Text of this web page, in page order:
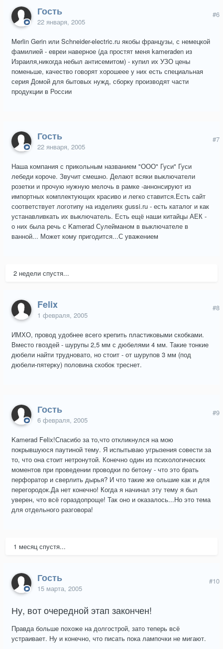
Гость
22 января, 2005
#6
Merlin Gerin или Schneider-electric.ru якобы французы, с немецкой
фамилией - евреи наверное (да простят меня kameraden из
Израиля,никогда небыл антисемитом) - купил их УЗО цены
поменьше, качество говорят хорошеее у них есть специальная
серия Домой для бытовых нужд, сборку производят части
продукции в России
Гость
22 января, 2005
#7
Наша компания с прикольным названием "ООО" Гуси" Гуси
лебеди короче. Звучит смешно. Делают всяки выключатели
розетки и прочую нужную мелочь в рамке -аннонсируют из
импортных комплектующих красиво и легко ставится.Есть сайт
соответствует логотипу на изделиях gussi.ru - есть каталог и как
устанавливкать их выключатель. Есть ещё наши китайцы АЕК -
о них была речь с Kamerad Сулейманом в выключателе в
ванной... Может кому пригодится...С уважением
2 недели спустя...
Felix
1 февраля, 2005
#8
ИМХО, провод удобнее всего крепить пластиковыми скобками.
Вместо гвоздей - шурупы 2,5 мм с дюбелями 4 мм. Такие тонкие
дюбели найти трудновато, но стоит - от шурупов 3 мм (под
дюбели-пятерку) половина скобок треснет.
Гость
6 февраля, 2005
#9
Kamerad Felix!Спасибо за то,что откликнулся на мою
покрывшуюся паутиной тему. Я испытываю угрызения совести за
то, что она стоит нетронутой. Конечно один из психологических
моментов при проведении проводки по бетону - что это брать
перфоратор и сверлить дырья? И что такие же ольшие как и для
перегородок.Да нет конечно! Когда я начинал эту тему я был
уверен, что всё гораздопроще! Так оно и оказалось...Но это тема
для отдельного разговора!
1 месяц спустя...
Гость
15 марта, 2005
#10
Ну, вот очередной этап закончен!
Правда больше похоже на долгострой, зато теперь всё
устраивает. Ну и конечно, что писать пока лампочки не мигают.